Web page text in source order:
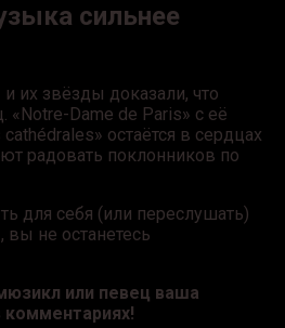
сильнее
их звёзды доказали, что
«Notre-Dame de Paris» с её
остаётся в сердцах
радовать поклонников по
для себя (или переслушать)
не останетесь
или певец ваша